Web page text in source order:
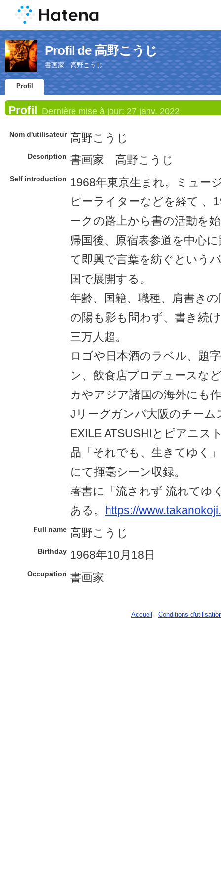
Profil de 高野こうじ
書画家 高野こうじ
Profil
Profil Dernière mise à jour: 27 janv. 2022
Nom d'utilisateur 高野こうじ
Description 書画家 高野こうじ
Self introduction 1968年東京生まれ。ミュー
ピーライターなどを経て 、
ークの路上から書の活動を
帰国後、原宿表参道を中心
て即興で言葉を紡ぐという
国で展開する。
年齢、国籍、職種、肩書き
の陽も影も問わず、書き続
三万人超。
ロゴや日本酒のラベル、題
ン、飲食店プロデュースな
カやアジア諸国の海外にも
Jリーグガンバ大阪のチーム
EXILE ATSUSHIとピアニス
品「それでも、生きてゆく
にて揮毫シーン収録。
著書に「流されず 流れてゆ
ある。
https://
Full name 高野こうじ
Birthday 1968年10月18日
Occupation 書画家
Accueil - Conditions